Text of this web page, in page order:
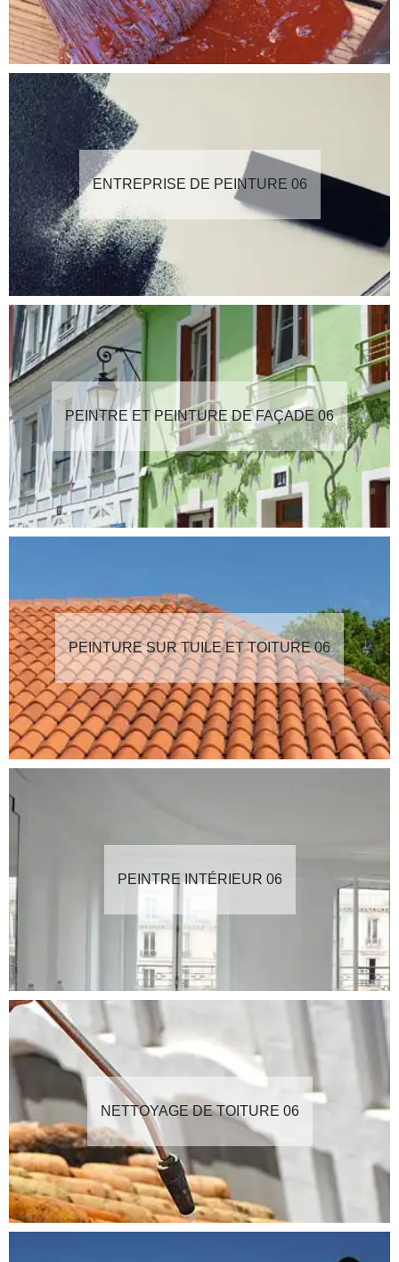
ENTREPRISE DE PEINTURE 06
PEINTRE ET PEINTURE DE FAÇADE 06
PEINTURE SUR TUILE ET TOITURE 06
PEINTRE INTÉRIEUR 06
NETTOYAGE DE TOITURE 06